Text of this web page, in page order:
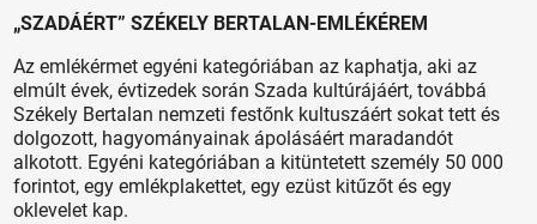
„SZADÁÉRT” SZÉKELY BERTALAN-EMLÉKÉREM
Az emlékérmet egyéni kategóriában az kaphatja, aki az
elmúlt évek, évtizedek során Szada kultúrájáért, továbbá
Székely Bertalan nemzeti festőnk kultuszáért sokat tett és
dolgozott, hagyományainak ápolásáért maradandót
alkotott. Egyéni kategóriában a kitüntetett személy 50 000
forintot, egy emlékplakettet, egy ezüst kitűzőt és egy
oklevelet kap.